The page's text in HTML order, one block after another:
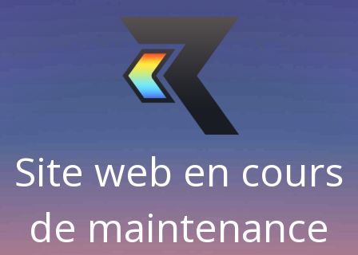
Site web en cours
de maintenance